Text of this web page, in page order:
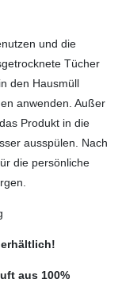
und die
Tücher
den Hausmüll
anwenden. Außer
Produkt in die
ausspülen. Nach
die persönliche
aus 100%